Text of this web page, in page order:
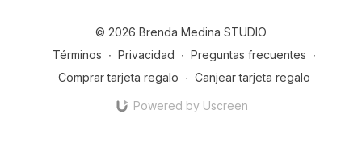
© 2026 Brenda Medina STUDIO
Términos ∙ Privacidad ∙ Preguntas frecuentes ∙
Comprar tarjeta regalo ∙ Canjear tarjeta regalo
Powered by Uscreen